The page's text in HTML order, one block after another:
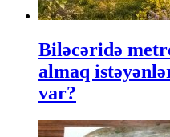
Biləcəridə
almaq
var?